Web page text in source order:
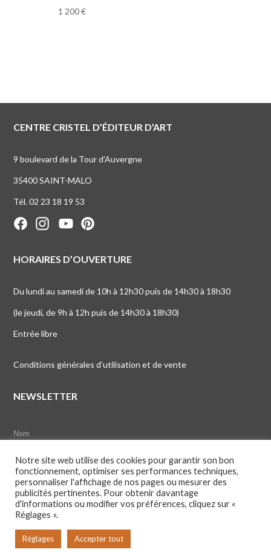
1 200€
CENTRE CRISTEL D’ÉDITEUR D’ART
9 boulevard de la Tour d’Auvergne
35400 SAINT-MALO
Tél. 02 23 18 19 53
HORAIRES D’OUVERTURE
Du lundi au samedi de 10h à 12h30 puis de 14h30 à 18h30
(le jeudi, de 9h à 12h puis de 14h30 à 18h30)
Entrée libre
Conditions générales d’utilisation et de vente
NEWSLETTER
Notre site web utilise des cookies pour garantir son bon
fonctionnement, optimiser ses performances techniques,
personnaliser l'affichage de nos pages ou mesurer des
publicités pertinentes. Pour obtenir davantage
d'informations ou modifier vos préférences, cliquez sur «
Réglages ».
Réglages Accepter tout